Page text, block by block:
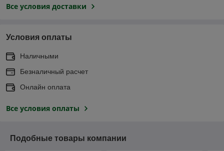
Все условия доставки
Условия оплаты
Наличными
Безналичный расчет
Онлайн оплата
Все условия оплаты
Подобные товары компании